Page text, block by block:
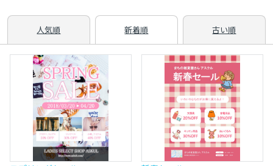
人気順 新着順 古い順